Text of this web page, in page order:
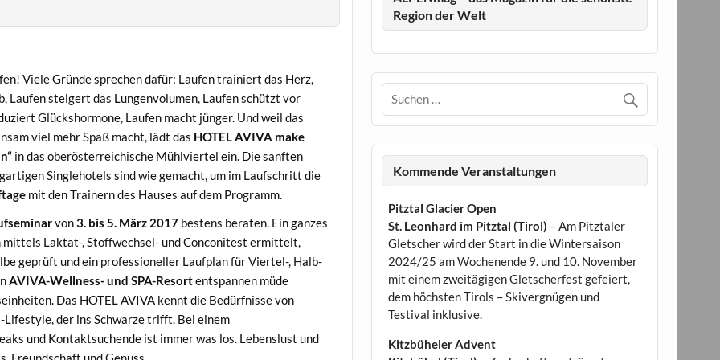
Viele Gründe sprechen dafür: Laufen trainiert das Herz,
Laufen steigert das Lungenvolumen, Laufen schützt vor
Glückshormone, Laufen macht jünger. Und weil das
viel mehr Spaß macht, lädt das HOTEL AVIVA make
in das oberösterreichische Mühlviertel ein. Die sanften
Singlehotels sind wie gemacht, um im Laufschritt die
mit den Trainern des Hauses auf dem Programm.
von3. bis 5. März 2017 bestens beraten. Ein ganzes
Laktat-, Stoffwechsel- und Conconitest ermittelt,
geprüft und ein professioneller Laufplan für Viertel-, Halb-
AVIVA-Wellness- und SPA-Resortentspannen müde
Das HOTEL AVIVA kennt die Bedürfnisse von
der ins Schwarze trifft. Bei einem
und Kontaktsuchende ist immer was los. Lebenslust und
Region der Welt
Kommende Veranstaltungen
Pitztal Glacier Open
St. Leonhard im Pitztal (Tirol) – Am Pitztaler
Gletscher wird der Start in die Wintersaison
2024/25 am Wochenende 9. und 10. November
mit einem zweitägigen Gletscherfest gefeiert,
dem höchsten Tirols – Skivergnügen und
Testival inklusive.
Kitzbüheler Advent